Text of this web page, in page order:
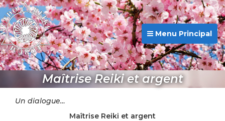
Menu Principal
Maîtrise Reiki et argent
Un dialogue…
Maîtrise Reiki et argent